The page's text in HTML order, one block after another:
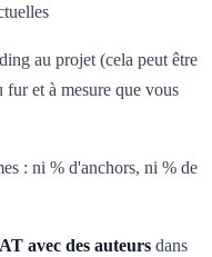
au projet (cela peut être
et à mesure que vous
: ni % d'anchors, ni % de
avec des auteurs dans